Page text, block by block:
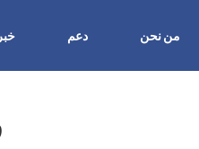
خبر دعم من نحن